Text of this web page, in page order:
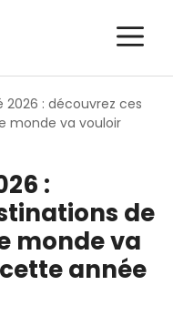
2026 : découvrez ces
monde va vouloir
:
de
monde va
année